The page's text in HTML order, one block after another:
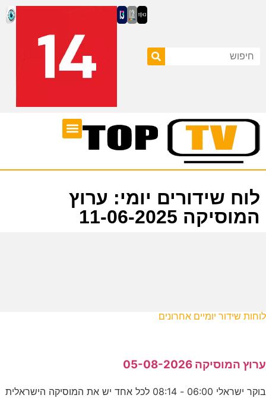
לוח שידורים יומי: ערוץ
המוסיקה 11-06-2025
לוחות שידור יומיים אחרונים
ערוץ המוסיקה 05-08-2026
בוקר ישראלי 06:00 - 08:14 לכל אחד יש את המוסיקה הישראלית